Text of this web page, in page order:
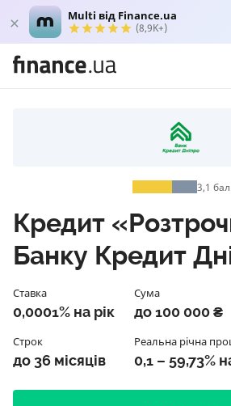
Multi від Finance.ua
(8,9K+)
3,1 бал
Кредит
Банку Кредит
Ставка
0,0001% на рік
Сума
до 100 000 ₴
Строк
до 36 місяців
Реальна річна
0,1 – 59,73%